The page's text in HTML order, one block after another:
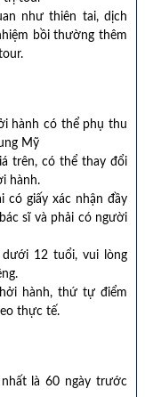
như thiên tai, dịch
bồi thường thêm
hành có thể phụ thu
Mỹ
trên, có thể thay đổi
hành.
có giấy xác nhận đầy
sĩ và phải có người
12 tuổi, vui lòng
hành, thứ tự điểm
thực tế.
là 60 ngày trước